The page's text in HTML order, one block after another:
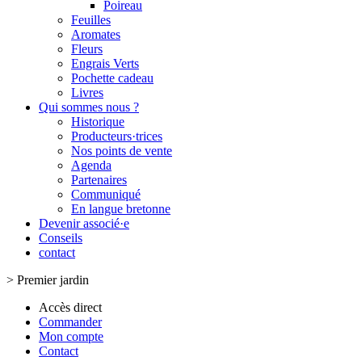
Poireau
Feuilles
Aromates
Fleurs
Engrais Verts
Pochette cadeau
Livres
Qui sommes nous ?
Historique
Producteurs·trices
Nos points de vente
Agenda
Partenaires
Communiqué
En langue bretonne
Devenir associé·e
Conseils
contact
> Premier jardin
Accès direct
Commander
Mon compte
Contact